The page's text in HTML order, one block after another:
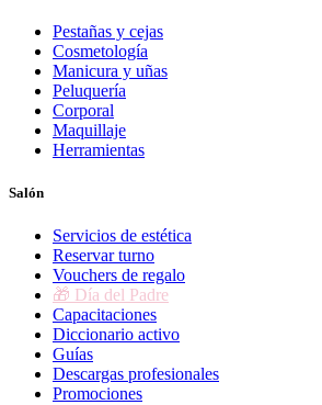
Pestañas y cejas
Cosmetología
Manicura y uñas
Peluquería
Corporal
Maquillaje
Herramientas
Salón
Servicios de estética
Reservar turno
Vouchers de regalo
🎁 Día del Padre
Capacitaciones
Diccionario activo
Guías
Descargas profesionales
Promociones